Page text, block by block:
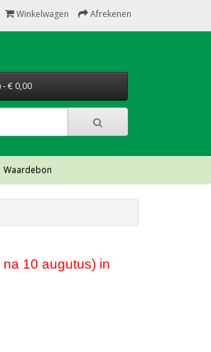
Winkelwagen Afrekenen
0 product(en) - € 0,00
Waardebon
10 augutus) in